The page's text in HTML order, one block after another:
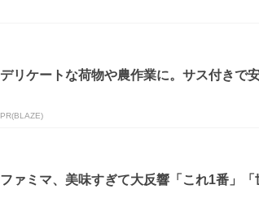
デリケートな荷物や農作業に。サス付きで
PR(BLAZE)
ファミマ、美味すぎて大反響「これ1番」